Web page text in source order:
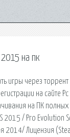
на пк
игры через
на сайте
на ПК
2015 / Pro Evolution
2014/ Лицензия